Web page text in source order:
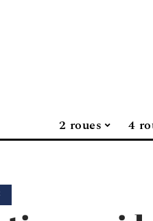
2 roues 4